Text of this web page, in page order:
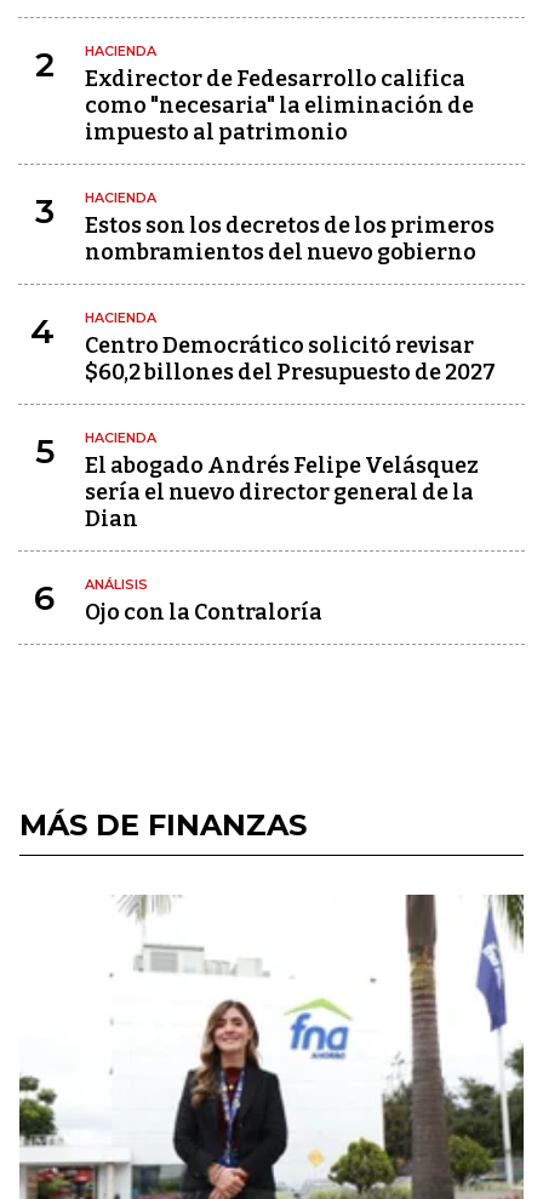
2 HACIENDA
Exdirector de Fedesarrollo califica
como "necesaria" la eliminación de
impuesto al patrimonio
3 HACIENDA
Estos son los decretos de los primeros
nombramientos del nuevo gobierno
4 HACIENDA
Centro Democrático solicitó revisar
$60,2 billones del Presupuesto de 2027
5 HACIENDA
El abogado Andrés Felipe Velásquez
sería el nuevo director general de la
Dian
6 ANÁLISIS
Ojo con la Contraloría
MÁS DE FINANZAS